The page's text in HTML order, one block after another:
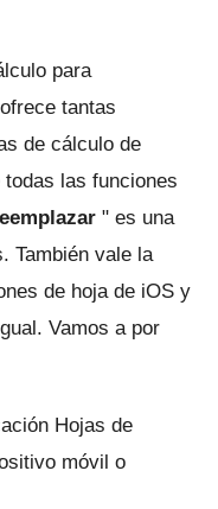
para
tantas
de cálculo de
las funciones
" es una
También vale la
de hoja de iOS y
Vamos a por
Hojas de
móvil o